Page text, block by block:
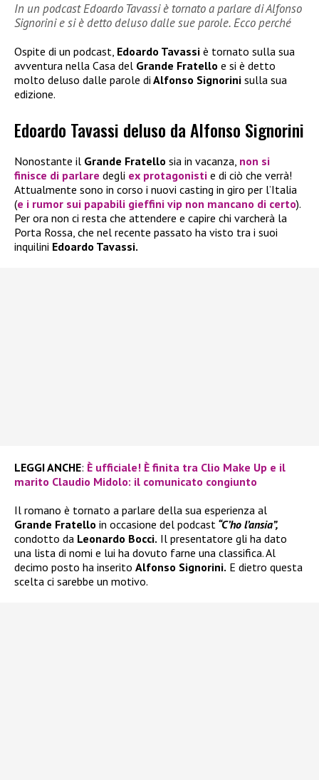
In un podcast Edoardo Tavassi è tornato a parlare di Alfonso
Signorini e si è detto deluso dalle sue parole. Ecco perché
Ospite di un podcast, Edoardo Tavassi è tornato sulla sua
avventura nella Casa del Grande Fratello e si è detto
molto deluso dalle parole di Alfonso Signorini sulla sua
edizione.
Edoardo Tavassi deluso da Alfonso Signorini
Nonostante il Grande Fratello sia in vacanza, non si
finisce di parlare degli ex protagonisti e di ciò che verrà!
Attualmente sono in corso i nuovi casting in giro per l’Italia
(e i rumor sui papabili gieffini vip non mancano di certo).
Per ora non ci resta che attendere e capire chi varcherà la
Porta Rossa, che nel recente passato ha visto tra i suoi
inquilini Edoardo Tavassi.
LEGGI ANCHE: È ufficiale! È finita tra Clio Make Up e il
marito Claudio Midolo: il comunicato congiunto
Il romano è tornato a parlare della sua esperienza al
Grande Fratello in occasione del podcast “C’ho l’ansia”,
condotto da Leonardo Bocci. Il presentatore gli ha dato
una lista di nomi e lui ha dovuto farne una classifica. Al
decimo posto ha inserito Alfonso Signorini. E dietro questa
scelta ci sarebbe un motivo.